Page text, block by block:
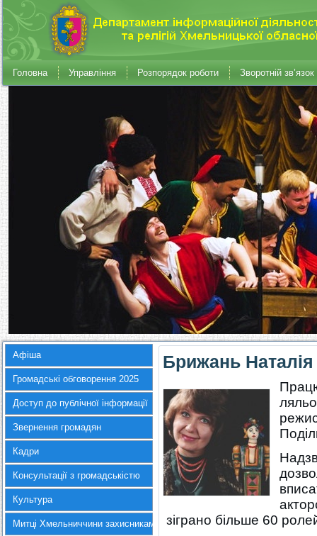
Головна Управління Розпорядок роботи Зворотній зв’язок
Афіша
Громадські обговорення 2025
Доступ до публічної інформації
Звернення громадян
Кадри
Консультації з громадськістю
Культура
Митці Хмельниччини захисникам України
Брижань
зіграно більше 60